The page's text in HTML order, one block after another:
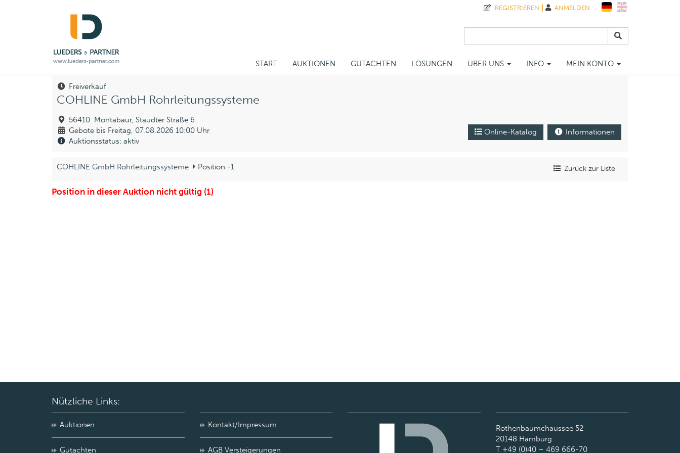
START AUKTIONEN GUTACHTEN LÖSUNGEN ÜBER UNS INFO MEIN KONTO
REGISTRIEREN ANMELDEN
Freiverkauf
COHLINE GmbH Rohrleitungssysteme
56410 Montabaur, Staudter Straße 6
Gebote bis Freitag, 07.08.2026 10:00 Uhr
Auktionsstatus: aktiv
Online-Katalog Informationen
COHLINE GmbH Rohrleitungssysteme Position -1 Zurück zur Liste
Position in dieser Auktion nicht gültig (1)
Nützliche Links:
Auktionen
Gutachten
Kontakt/Impressum
AGB Versteigerungen
Rothenbaumchaussee 52
20148 Hamburg
T +49 (0)40 – 469 666-70